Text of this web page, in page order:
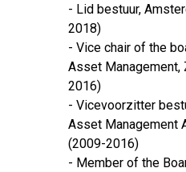
- Lid bestuur,
2018)
- Vice chair of the
Asset
2016)
- Vicevoorzitter
Asset Management
(2009-2016)
- Member of the